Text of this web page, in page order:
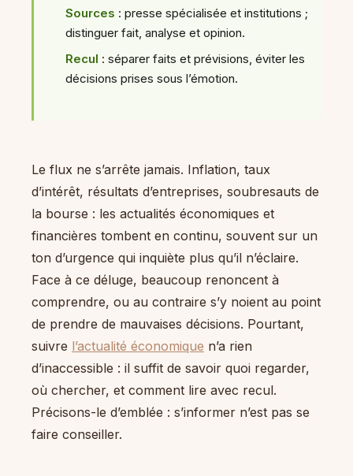
Sources : presse spécialisée et institutions ;
distinguer fait, analyse et opinion.
Recul : séparer faits et prévisions, éviter les
décisions prises sous l’émotion.
Le flux ne s’arrête jamais. Inflation, taux
d’intérêt, résultats d’entreprises, soubresauts de
la bourse : les actualités économiques et
financières tombent en continu, souvent sur un
ton d’urgence qui inquiète plus qu’il n’éclaire.
Face à ce déluge, beaucoup renoncent à
comprendre, ou au contraire s’y noient au point
de prendre de mauvaises décisions. Pourtant,
suivre l’actualité économique n’a rien
d’inaccessible : il suffit de savoir quoi regarder,
où chercher, et comment lire avec recul.
Précisons-le d’emblée : s’informer n’est pas se
faire conseiller.